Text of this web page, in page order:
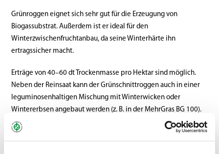
Grünroggen eignet sich sehr gut für die Erzeugung von
Biogassubstrat. Außerdem ist er ideal für den
Winterzwischenfruchtanbau, da seine Winterhärte ihn
ertragssicher macht.
Erträge von 40–60 dt Trockenmasse pro Hektar sind möglich.
Neben der Reinsaat kann der Grünschnittroggen auch in einer
leguminosenhaltigen Mischung mit Winterwicken oder
Wintererbsen angebaut werden (z. B. in der MehrGras BG 100).
Gebinde: